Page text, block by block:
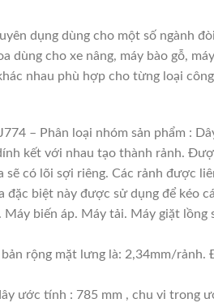
dụng dùng cho một số ngành
dùng cho xe nâng, máy bào gỗ,
nhau phù hợp cho từng loại
– Phân loại nhóm sản phẩm :
kết với nhau tạo thành rảnh.
có lõi sợi riêng. Các rảnh được
biệt này được sử dụng để kéo
biến áp. Máy tải. Máy giặt lồng
rộng mặt lưng là: 2,34mm/
ước tính : 785 mm , chu vi trong